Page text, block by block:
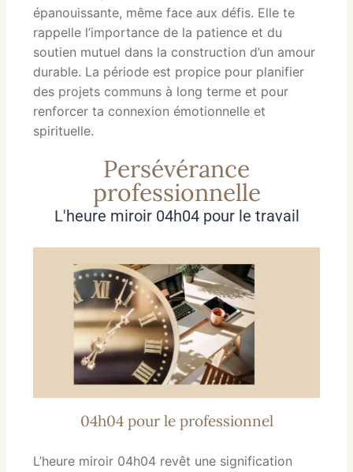
épanouissante, même face aux défis. Elle te
rappelle l’importance de la patience et du
soutien mutuel dans la construction d’un amour
durable. La période est propice pour planifier
des projets communs à long terme et pour
renforcer ta connexion émotionnelle et
spirituelle.
Persévérance
professionnelle
L'heure miroir 04h04 pour le travail
04h04 pour le professionnel
L’heure miroir 04h04 revêt une signification